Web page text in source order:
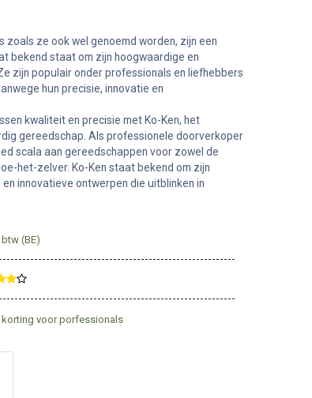
zoals ze ook wel genoemd worden, zijn een
bekend staat om zijn hoogwaardige en
zijn populair onder professionals en liefhebbers
hun precisie, innovatie en
kwaliteit en precisie met Ko-Ken, het
gereedschap. Als professionele doorverkoper
scala aan gereedschappen voor zowel de
het-zelver. Ko-Ken staat bekend om zijn
innovatieve ontwerpen die uitblinken in
btw (BE)
korting voor porfessionals